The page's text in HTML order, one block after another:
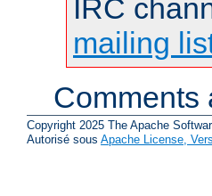
IRC
mailing
Comments
Copyright 2025 The Apache
Autorisé sous Apache License,